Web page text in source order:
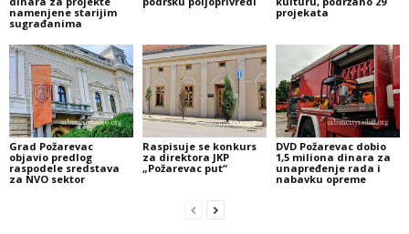
namenjene starijim
sugrađanima
projekata
Grad Požarevac
objavio predlog
raspodele sredstava
za NVO sektor
Raspisuje se konkurs
za direktora JKP
„Požarevac put“
DVD Požarevac dobio
1,5 miliona dinara za
unapređenje rada i
nabavku opreme